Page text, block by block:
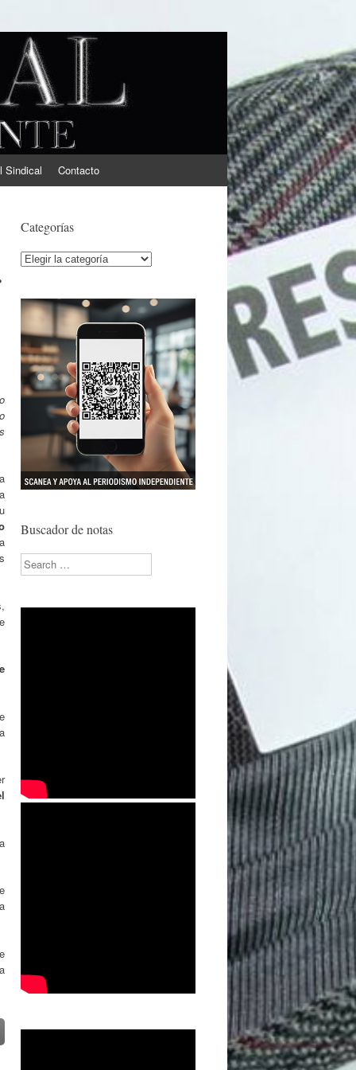
Sindical Contacto
Categorías
Categorías
Buscador de notas
Search